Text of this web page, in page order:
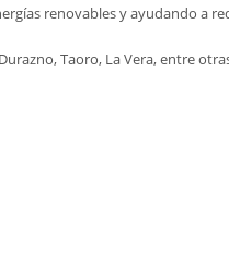
renovables y ayudando a
Taoro, La Vera, entre